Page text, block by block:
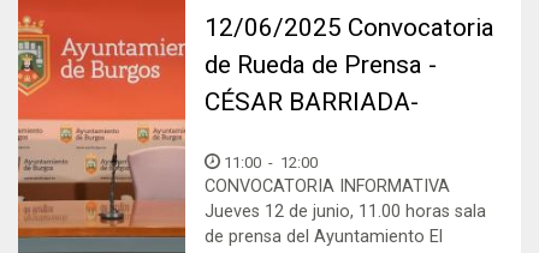
12/06/2025 Convocatoria
de Rueda de Prensa -
CÉSAR BARRIADA-
11:00 - 12:00
CONVOCATORIA INFORMATIVA
Jueves 12 de junio, 11.00 horas sala
de prensa del Ayuntamiento El